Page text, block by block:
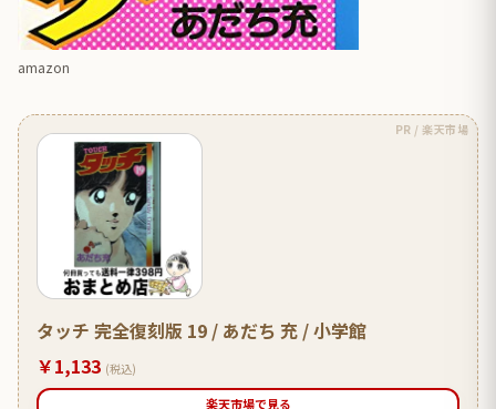
amazon
PR / 楽天市場
タッチ 完全復刻版 19 / あだち 充 / 小学館
￥1,133 (税込)
楽天市場で見る